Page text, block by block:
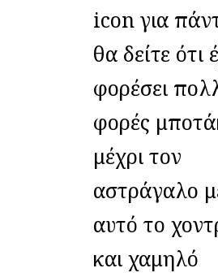
icon για
θα δείτε ότι
φορέσει
φορές
μέχρι τον
αστράγαλο
αυτό το
και χαμηλό